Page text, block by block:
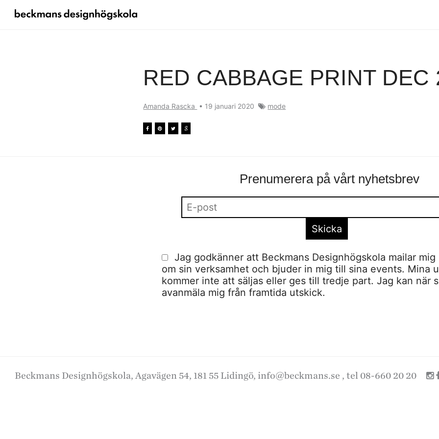
RED CABBAGE PRINT DEC
Amanda Rascka • 19 januari 2020 mode
Prenumerera på vårt nyhetsbrev
Jag godkänner att Beckmans Designhögskola mailar
om sin verksamhet och bjuder in mig till sina events. Mina
kommer inte att säljas eller ges till tredje part. Jag kan när
avanmäla mig från framtida utskick.
Beckmans Designhögskola, Agavägen 54, 181 55 Lidingö, info@beckmans.se , tel 08-660 20 20